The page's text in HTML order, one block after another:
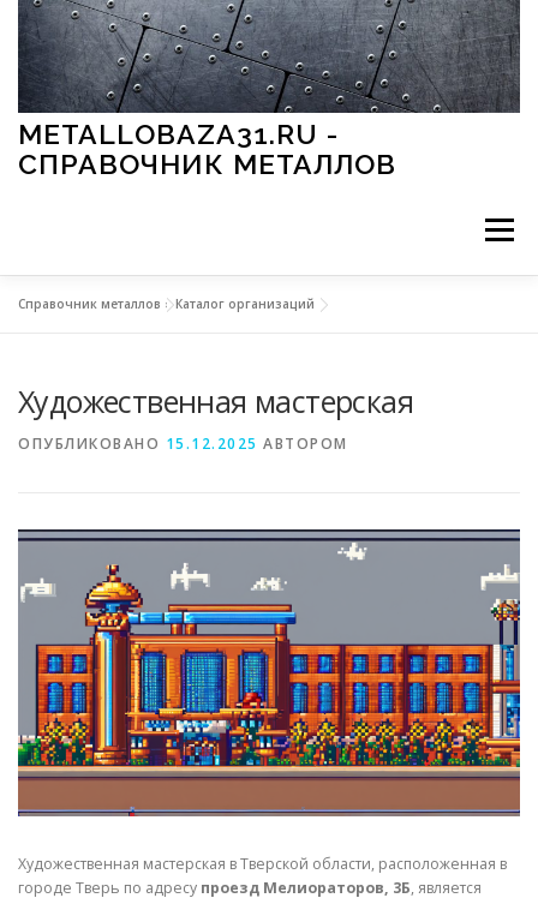
Перейти к содержимому
METALLOBAZA31.RU -
СПРАВОЧНИК МЕТАЛЛОВ
Меню
МЕТАЛЛЫ И ОКРУЖАЮЩАЯ СРЕДА
СВОЙСТВА МЕТАЛЛОВ СОРТА МЕТАЛЛОВ
СТАТЬИ
Справочник металлов »Каталог организаций
Художественная мастерская
ОПУБЛИКОВАНО 15.12.2025 АВТОРОМ
Художественная мастерская в Тверской области, расположенная в
городе Тверь по адресу проезд Мелиораторов, 3Б, является